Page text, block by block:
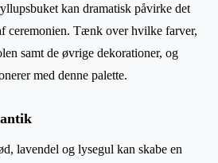
kan dramatisk påvirke det
ceremonien. Tænk over hvilke farver,
samt de øvrige dekorationer, og
med denne palette.
lavendel og lysegul kan skabe en